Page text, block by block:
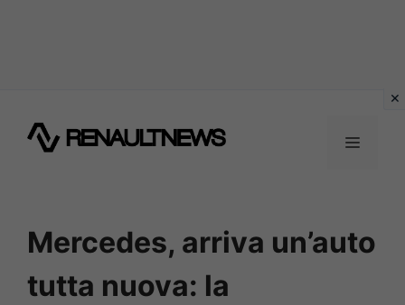
MENU
Mercedes, arriva un’auto
tutta nuova: la